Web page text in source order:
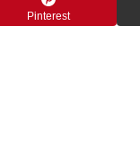
Pinterest